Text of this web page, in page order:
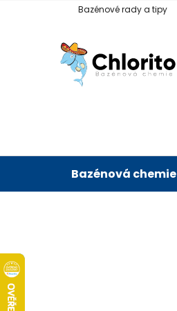
Bazénové rady a tipy
Bazénová chemie